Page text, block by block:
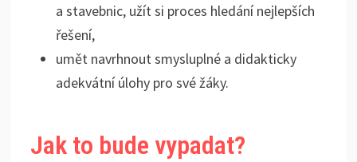
a stavebnic, užít si proces hledání nejlepších
řešení,
umět navrhnout smysluplné a didakticky
adekvátní úlohy pro své žáky.
Jak to bude vypadat?